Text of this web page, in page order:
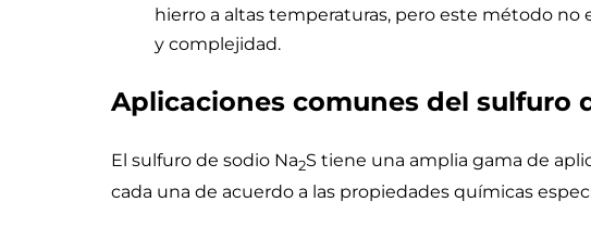
hierro a altas temperaturas, pero este método
y complejidad.
Aplicaciones comunes del sulfuro
El sulfuro de sodio Na2S tiene una amplia gama de
cada una de acuerdo a las propiedades químicas